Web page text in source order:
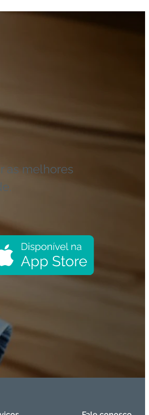
as melhores